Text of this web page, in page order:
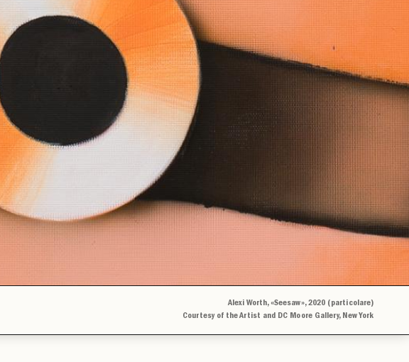
Alexi Worth, «Seesaw», 2020 (particolare)
Courtesy of the Artist and DC Moore Gallery, New York